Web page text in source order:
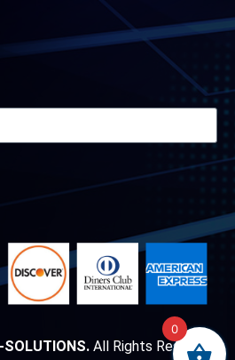
SOLUTIONS.All Rights Reserved.
0